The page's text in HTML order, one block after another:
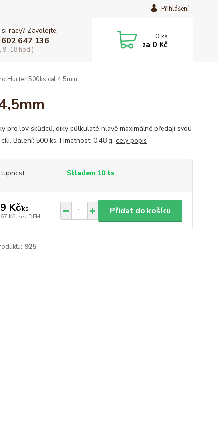
Přihlášení
rady? Zavolejte.
647 136
9-18 hod.)
0ks
za 0 Kč
Hunter 500ks cal.4,5mm
pro lov škůdců, díky půlkulaté hlavě maximálně předají svou
Balení: 500 ks. Hmotnost: 0,48 g. celý popis
Skladem 10 ks
Kč/ks
Kč bez DPH
Přidat do košíku
925